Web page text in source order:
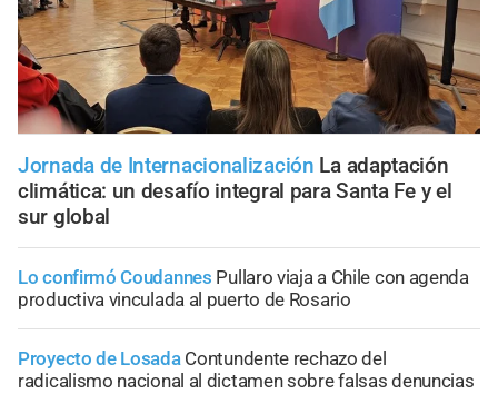
Jornada de Internacionalización La adaptación
climática: un desafío integral para Santa Fe y el
sur global
Lo confirmó Coudannes Pullaro viaja a Chile con agenda
productiva vinculada al puerto de Rosario
Proyecto de Losada Contundente rechazo del
radicalismo nacional al dictamen sobre falsas denuncias